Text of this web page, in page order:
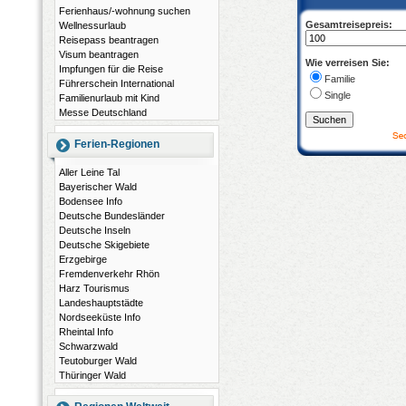
Ferienhaus/-wohnung suchen
Wellnessurlaub
Reisepass beantragen
Visum beantragen
Impfungen für die Reise
Führerschein International
Familienurlaub mit Kind
Messe Deutschland
Ferien-Regionen
Aller Leine Tal
Bayerischer Wald
Bodensee Info
Deutsche Bundesländer
Deutsche Inseln
Deutsche Skigebiete
Erzgebirge
Fremdenverkehr Rhön
Harz Tourismus
Landeshauptstädte
Nordseeküste Info
Rheintal Info
Schwarzwald
Teutoburger Wald
Thüringer Wald
Gesamtreisepreis:
Wie verreisen Sie:
Familie
Single